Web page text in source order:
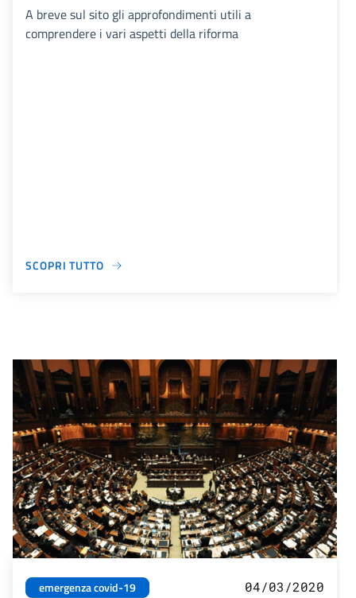
A breve sul sito gli approfondimenti utili a
comprendere i vari aspetti della riforma
SCOPRI TUTTO
emergenza covid-19
04/03/2020